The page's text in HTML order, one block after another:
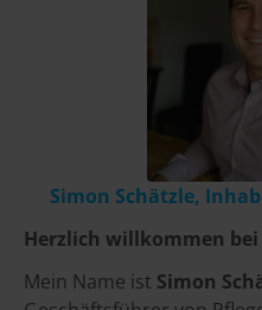
Simon Schätzle,
Herzlich willkommen bei
Mein Name ist Simon